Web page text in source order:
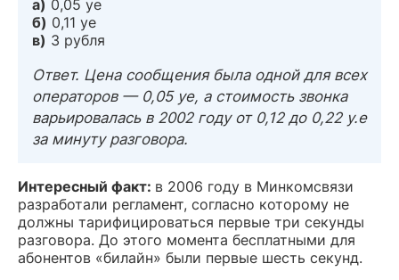
а) 0,05 уе
б) 0,11 уе
в) 3 рубля
Ответ. Цена сообщения была одной для всех
операторов — 0,05 уе, а стоимость звонка
варьировалась в 2002 году от 0,12 до 0,22 у.е
за минуту разговора.
Интересный факт: в 2006 году в Минкомсвязи
разработали регламент, согласно которому не
должны тарифицироваться первые три секунды
разговора. До этого момента бесплатными для
абонентов «билайн» были первые шесть секунд.